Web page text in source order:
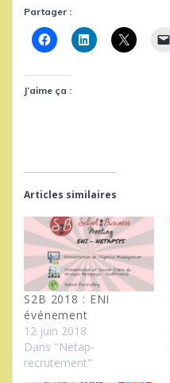
Partager :
J’aime ça :
Articles similaires
S2B 2018 : ENI
événement
12 juin 2018
Dans "Netap-
recrutement"